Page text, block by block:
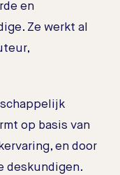
en
Ze werkt al
op basis van
en door
deskundigen.